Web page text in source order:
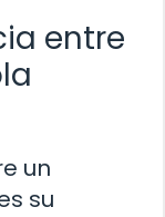
entre
un
su